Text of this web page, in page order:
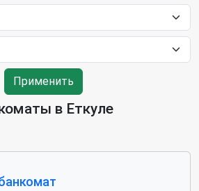
Применить
в Еткуле